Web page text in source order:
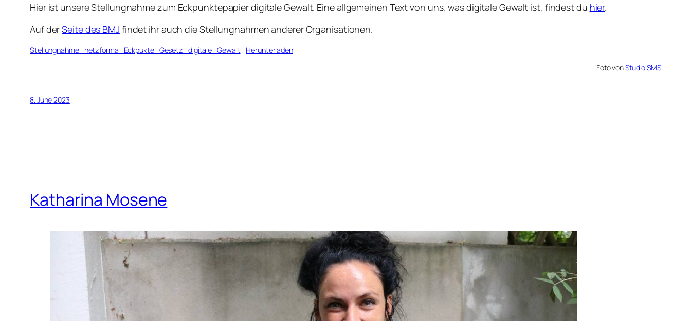
Hier ist unsere Stellungnahme zum Eckpunktepapier digitale Gewalt. Eine allgemeinen Text von uns, was digitale Gewalt ist, findest du hier.
Auf derSeite des BMJ findet ihr auch die Stellungnahmen anderer Organisationen.
Stellungnahme_netzforma_Eckpukte_Gesetz_digitale_Gewalt
Herunterladen
Foto vonStudio SMS
8. June 2023
Katharina Mosene